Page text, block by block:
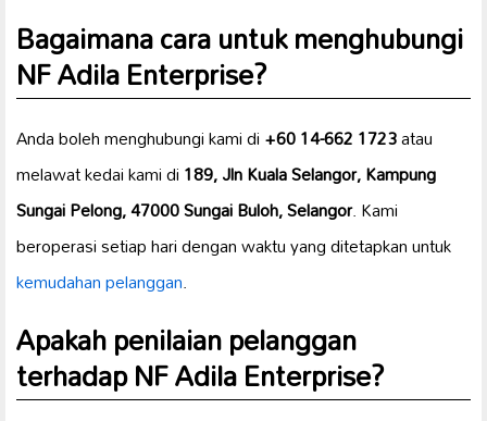
Bagaimana cara untuk menghubungi
NF Adila Enterprise?
Anda boleh menghubungi kami di+60 14-662 1723atau
melawat kedai kami di189, Jln Kuala Selangor, Kampung
Sungai Pelong, 47000 Sungai Buloh, Selangor. Kami
beroperasi setiap hari dengan waktu yang ditetapkan untuk
kemudahan pelanggan.
Apakah penilaian pelanggan
terhadap NF Adila Enterprise?